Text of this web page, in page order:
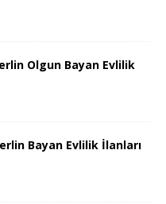
Olgun Bayan Evlilik
Bayan Evlilik İlanları